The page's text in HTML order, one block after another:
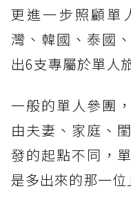
更進一步照顧單
灣、韓國、泰國
出6支專屬於單人
一般的單人參團
由夫妻、家庭、
發的起點不同，
是多出來的那一位